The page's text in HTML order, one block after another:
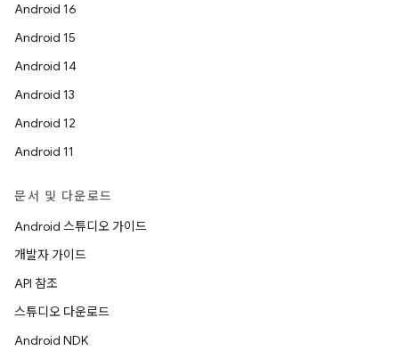
Android 16
Android 15
Android 14
Android 13
Android 12
Android 11
문서 및 다운로드
Android 스튜디오 가이드
개발자 가이드
API 참조
스튜디오 다운로드
Android NDK